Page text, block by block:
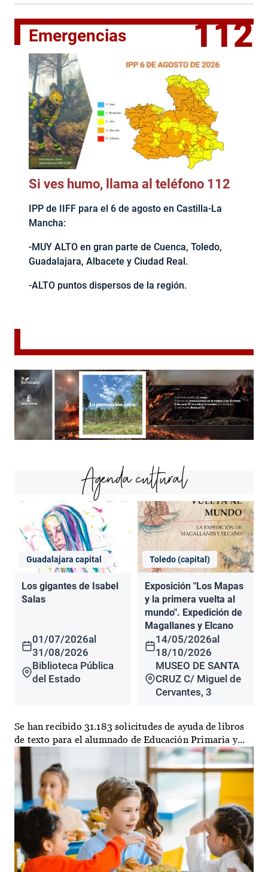
Emergencias 112
Si ves humo, llama al teléfono 112
IPP de IIFF para el 6 de agosto en Castilla-La
Mancha:
-MUY ALTO en gran parte de Cuenca, Toledo,
Guadalajara, Albacete y Ciudad Real.
-ALTO puntos dispersos de la región.
Agenda cultural
Guadalajara capital
Los gigantes de Isabel
Salas
01/07/2026al
31/08/2026
Biblioteca Pública
del Estado
Toledo (capital)
Exposición "Los Mapas
y la primera vuelta al
mundo". Expedición de
Magallanes y Elcano
14/05/2026al
18/10/2026
MUSEO DE SANTA
CRUZ C/ Miguel de
Cervantes, 3
Se han recibido 31.183 solicitudes de ayuda de libros
de texto para el alumnado de Educación Primaria y...